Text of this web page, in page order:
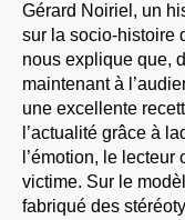
Gérard Noiriel, un
sur la socio-histoire
nous explique que,
maintenant à
une excellente
l’actualité grâce à
l’émotion, le
victime. Sur le
fabriqué des